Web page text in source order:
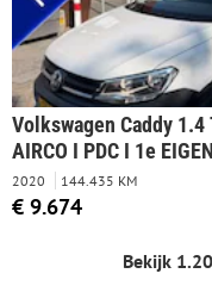
Volkswagen Caddy
AIRCO I PDC I 1e
NEUTRAAL
2020 144.435 KM
€ 9.674
Bekijk